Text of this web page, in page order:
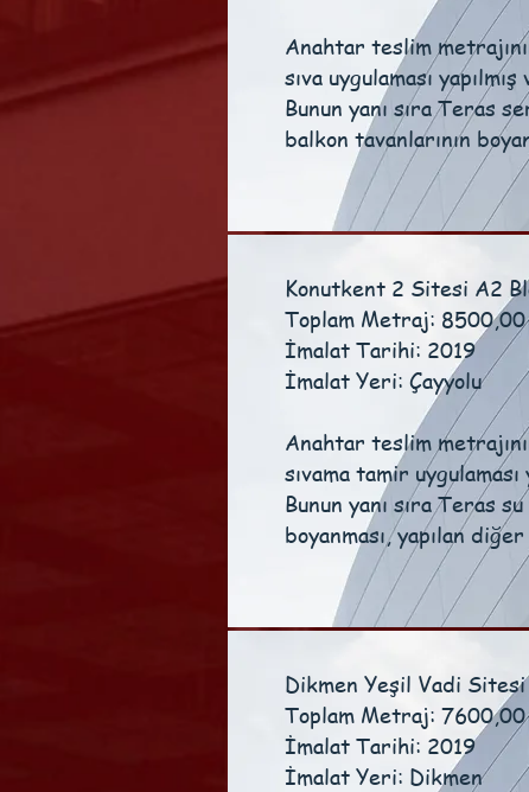
Anahtar teslim
sıva uygulaması
Bunun yanı sıra Teras
balkon tavanlarının
Konutkent 2 Sitesi A2
Toplam Metraj: 8500,00
İmalat Tarihi: 2019
İmalat Yeri: Çayyolu
Anahtar teslim
sıvama tamir
Bunun yanı sıra Teras
boyanması, yapılan
Dikmen Yeşil Vadi
Toplam Metraj: 7600,00
İmalat Tarihi: 2019
İmalat Yeri: Dikmen